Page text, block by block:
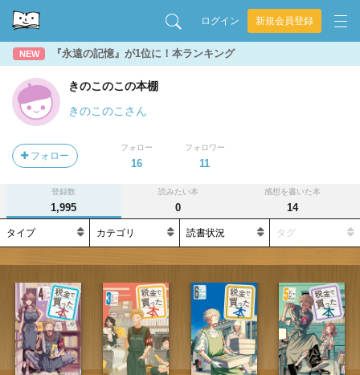
ログイン 新規会員登録
NEW 『永遠の記憶』が1位に！本ランキング
きのこのこの本棚
きのこのこさん
フォロー
フォロー
16
フォロワー
11
登録数
1,995
読みたい本
0
感想を書いた本
14